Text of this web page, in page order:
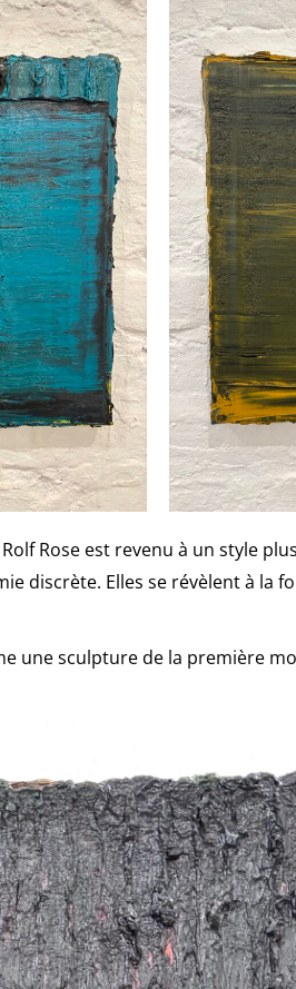
Rose est revenu à un style
discrète. Elles se révèlent à la
une sculpture de la première